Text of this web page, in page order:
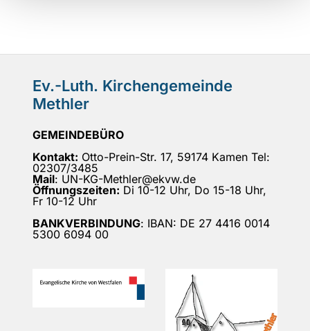
Ev.-Luth. Kirchengemeinde
Methler
GEMEINDEBÜRO
Kontakt: Otto-Prein-Str. 17, 59174 Kamen Tel:
02307/3485
Mail: UN-KG-Methler@ekvw.de
Öffnungszeiten: Di 10-12 Uhr, Do 15-18 Uhr,
Fr 10-12 Uhr
BANKVERBINDUNG: IBAN: DE 27 4416 0014
5300 6094 00